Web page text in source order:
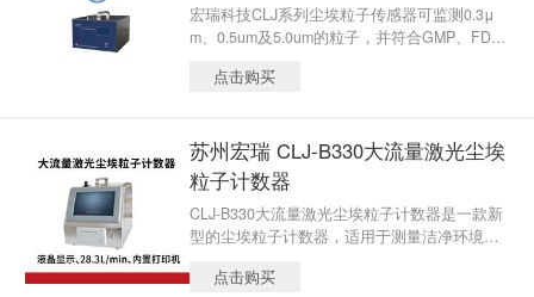
宏瑞科技CLJ系列尘埃粒子传感器可监测0.3μ
m、0.5um及5.0um的粒子，并符合GMP、FDA
个型号，客户可按实际需要选择适用自己的型
点击购买
苏州宏瑞 CLJ-B330大流量激光尘埃
粒子计数器
CLJ-B330大流量激光尘埃粒子计数器是一款新
型的尘埃粒子计数器，适用于测量洁净环境中
快速验证洁净室的洁净度等级及打印出相关的
点击购买